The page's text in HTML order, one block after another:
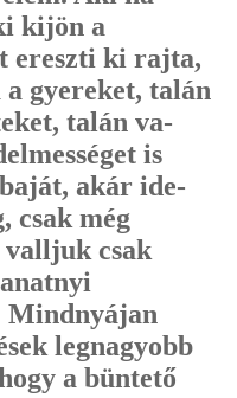
kijön a
ereszti ki rajta,
gyereket, talán
talán va­
is
akár ide­
csak még
valljuk csak
Mindnyájan
legnagyobb
a büntető